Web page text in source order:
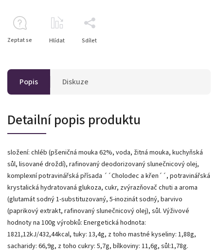
Zeptat se Hlídat Sdílet
Popis Diskuze
Detailní popis produktu
složení: chléb (pšeničná mouka 62%, voda, žitná mouka, kuchyňská
sůl, lisované droždí), rafinovaný deodorizovaný slunečnicový olej,
komplexní potravinářská přísada ´´Cholodec a křen´´, potravinářská
krystalická hydratovaná glukoza, cukr, zvýrazňovač chuti a aroma
(glutamát sodný 1-substituzovaný, 5-inozinát sodný, barvivo
(paprikový extrakt, rafinovaný slunečnicový olej), sůl. Výživové
hodnoty na 100g výrobků: Energetická hodnota:
1821,12kJ/432,44kcal, tuky: 13,4g, z toho mastné kyseliny: 1,88g,
sacharidy: 66,9g, z toho cukry: 5,7g, bílkoviny: 11,6g, sůl:1,78g.